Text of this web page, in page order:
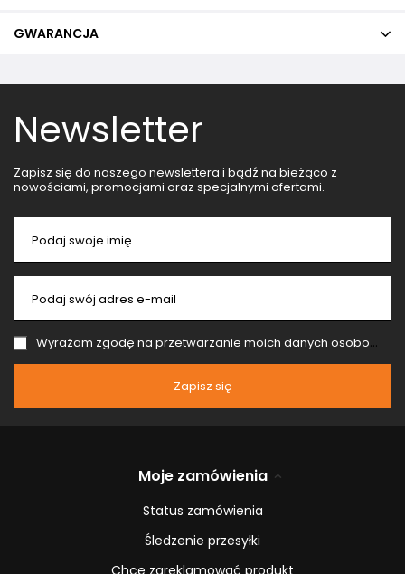
GWARANCJA
Newsletter
Zapisz się do naszego newslettera i bądź na bieżąco z
nowościami, promocjami oraz specjalnymi ofertami.
Podaj swoje imię
Podaj swój adres e-mail
Wyrażam zgodę na przetwarzanie moich danych osobowych (adres e-mail) na potrzeby wysyłki newslettera z informacją handlową (marketing). Więcej w
Zapisz się
Moje zamówienia
Status zamówienia
Śledzenie przesyłki